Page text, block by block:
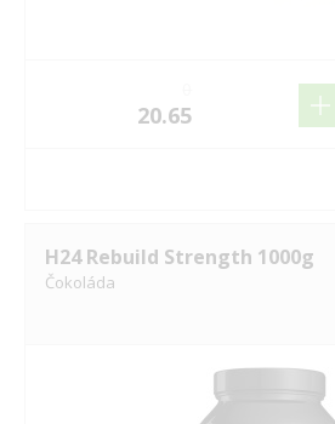
20.65
H24 Rebuild Strength 1000g
Čokoláda